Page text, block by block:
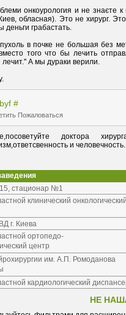
онкоурология и не знаєте
обласная). Это не хирург.
в почке не большая без
того что бы лечить
#
Пожаловаться
доктора
и
стационар №1
клинический онкологический
г. Киева
ортопедо-
центр
им. А.П. Ромоданова
кардиологический
НЕ